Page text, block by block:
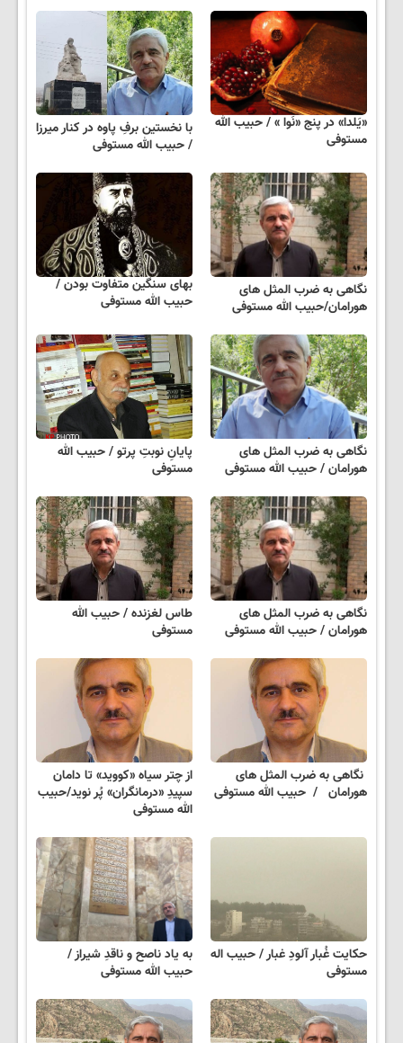
«یَلدا» در پنج «نَوا » / حبیب الله
مستوفی
با نخستین برفِ پاوه در کنار میرزا
/ حبیب الله مستوفی
نگاهی به ضرب المثل های
هورامان/حبیب الله مستوفی
بهای سنگین متفاوت بودن /
حبیب الله مستوفی
نگاهی به ضرب المثل های
هورامان / حبیب الله مستوفی
پایانِ نوبتِ پرتو / حبیب الله
مستوفی
نگاهی به ضرب المثل های
هورامان / حبیب الله مستوفی
طاس لغزنده / حبیب الله
مستوفی
نگاهی به ضرب المثل های
هورامان / حبیب الله مستوفی
از چتر سیاه «کووید» تا دامان
سپیدِ «درمانگران» پُر نوید/حبیب
الله مستوفی
حکایت غُبار آلودِ غبار / حبیب اله
مستوفی
به یاد ناصح و ناقدِ شیراز /
حبیب الله مستوفی